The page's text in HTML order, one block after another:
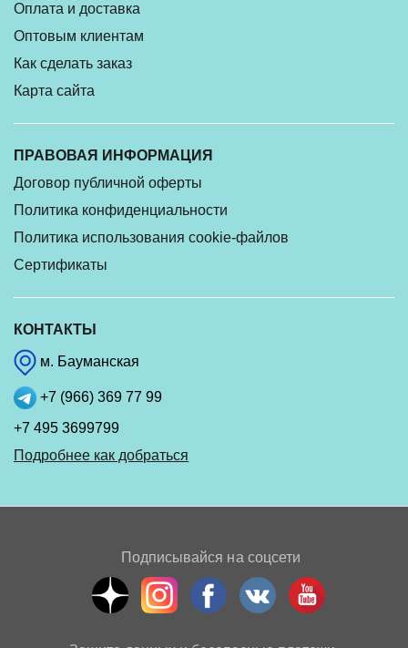
Оплата и доставка
Оптовым клиентам
Как сделать заказ
Карта сайта
ПРАВОВАЯ ИНФОРМАЦИЯ
Договор публичной оферты
Политика конфиденциальности
Политика использования cookie-файлов
Сертификаты
КОНТАКТЫ
м. Бауманская
+7 (966) 369 77 99
+7 495 3699799
Подробнее как добраться
Подписывайся на соцсети